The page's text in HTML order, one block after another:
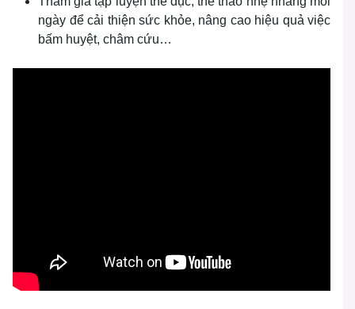
ngày để cải thiện sức khỏe, nâng cao hiệu quả việc
bấm huyệt, châm cứu…